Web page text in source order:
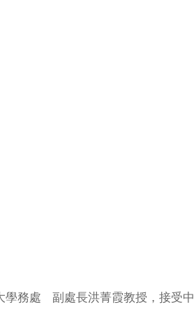
學務處 副處長洪菁霞教授，接受